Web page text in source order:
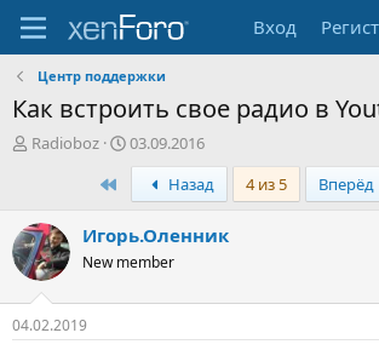
Вход
Центр поддержки
Как встроить свое радио в
А
р
т
е
м
ы
Radioboz
Д
а
а
н
ч
а
03.09.2016
ПервыйНазад 4 из 5 Вперёд
Игорь.Оленник
New member
04.02.2019